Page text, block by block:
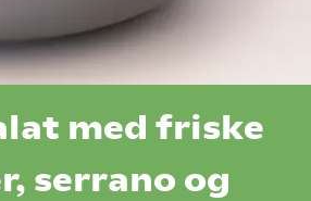
med friske
serrano og